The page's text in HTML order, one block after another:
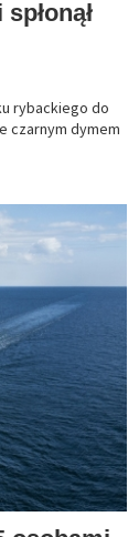
rybackiego do
czarnym dymem